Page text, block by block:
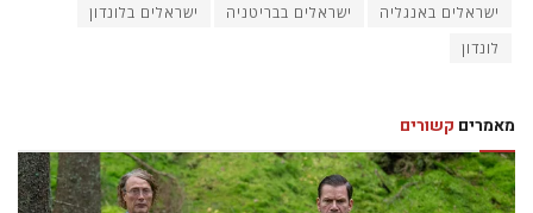
ישראלים באנגליה
ישראלים בבריטניה
ישראלים בלונדון
לונדון
מאמרים קשורים